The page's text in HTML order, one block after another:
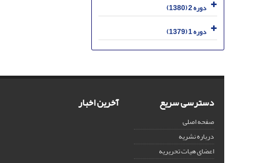
دوره 2 (1380)
دوره 1 (1379)
دسترسی سریع
صفحه اصلی
درباره نشریه
اعضای هیات تحریریه
آخرین اخبار